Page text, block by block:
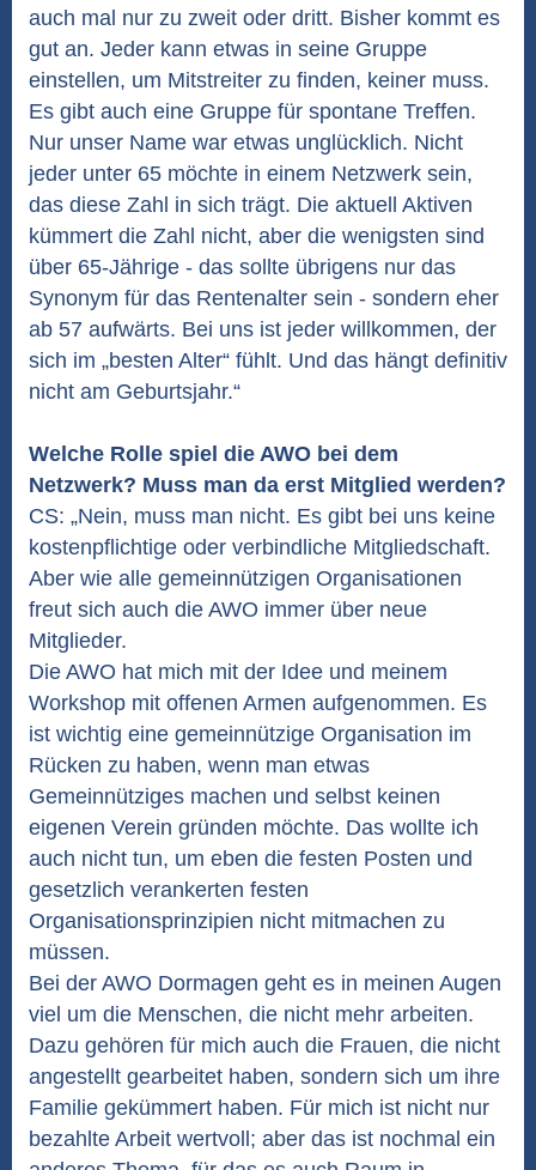
auch mal nur zu zweit oder dritt. Bisher kommt es
gut an. Jeder kann etwas in seine Gruppe
einstellen, um Mitstreiter zu finden, keiner muss.
Es gibt auch eine Gruppe für spontane Treffen.
Nur unser Name war etwas unglücklich. Nicht
jeder unter 65 möchte in einem Netzwerk sein,
das diese Zahl in sich trägt. Die aktuell Aktiven
kümmert die Zahl nicht, aber die wenigsten sind
über 65-Jährige - das sollte übrigens nur das
Synonym für das Rentenalter sein - sondern eher
ab 57 aufwärts. Bei uns ist jeder willkommen, der
sich im „besten Alter“ fühlt. Und das hängt definitiv
nicht am Geburtsjahr.“
Welche Rolle spiel die AWO bei dem
Netzwerk? Muss man da erst Mitglied werden?
CS: „Nein, muss man nicht. Es gibt bei uns keine
kostenpflichtige oder verbindliche Mitgliedschaft.
Aber wie alle gemeinnützigen Organisationen
freut sich auch die AWO immer über neue
Mitglieder.
Die AWO hat mich mit der Idee und meinem
Workshop mit offenen Armen aufgenommen. Es
ist wichtig eine gemeinnützige Organisation im
Rücken zu haben, wenn man etwas
Gemeinnütziges machen und selbst keinen
eigenen Verein gründen möchte. Das wollte ich
auch nicht tun, um eben die festen Posten und
gesetzlich verankerten festen
Organisationsprinzipien nicht mitmachen zu
müssen.
Bei der AWO Dormagen geht es in meinen Augen
viel um die Menschen, die nicht mehr arbeiten.
Dazu gehören für mich auch die Frauen, die nicht
angestellt gearbeitet haben, sondern sich um ihre
Familie gekümmert haben. Für mich ist nicht nur
bezahlte Arbeit wertvoll; aber das ist nochmal ein